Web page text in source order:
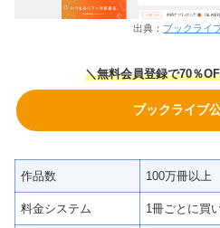
出典： ブックライ
＼無料会員登録で70％
ブックライブ
作品数 100万冊以上
料金システム 1冊ごとに買